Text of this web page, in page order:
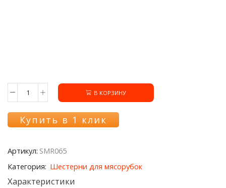
Количество
Шестерня
мясорубки
Магнит/Redmond/Vitek
В КОРЗИНУ
Купить в 1 клик
Артикул: SMR065
Категория: Шестерни для мясорубок
Характеристики